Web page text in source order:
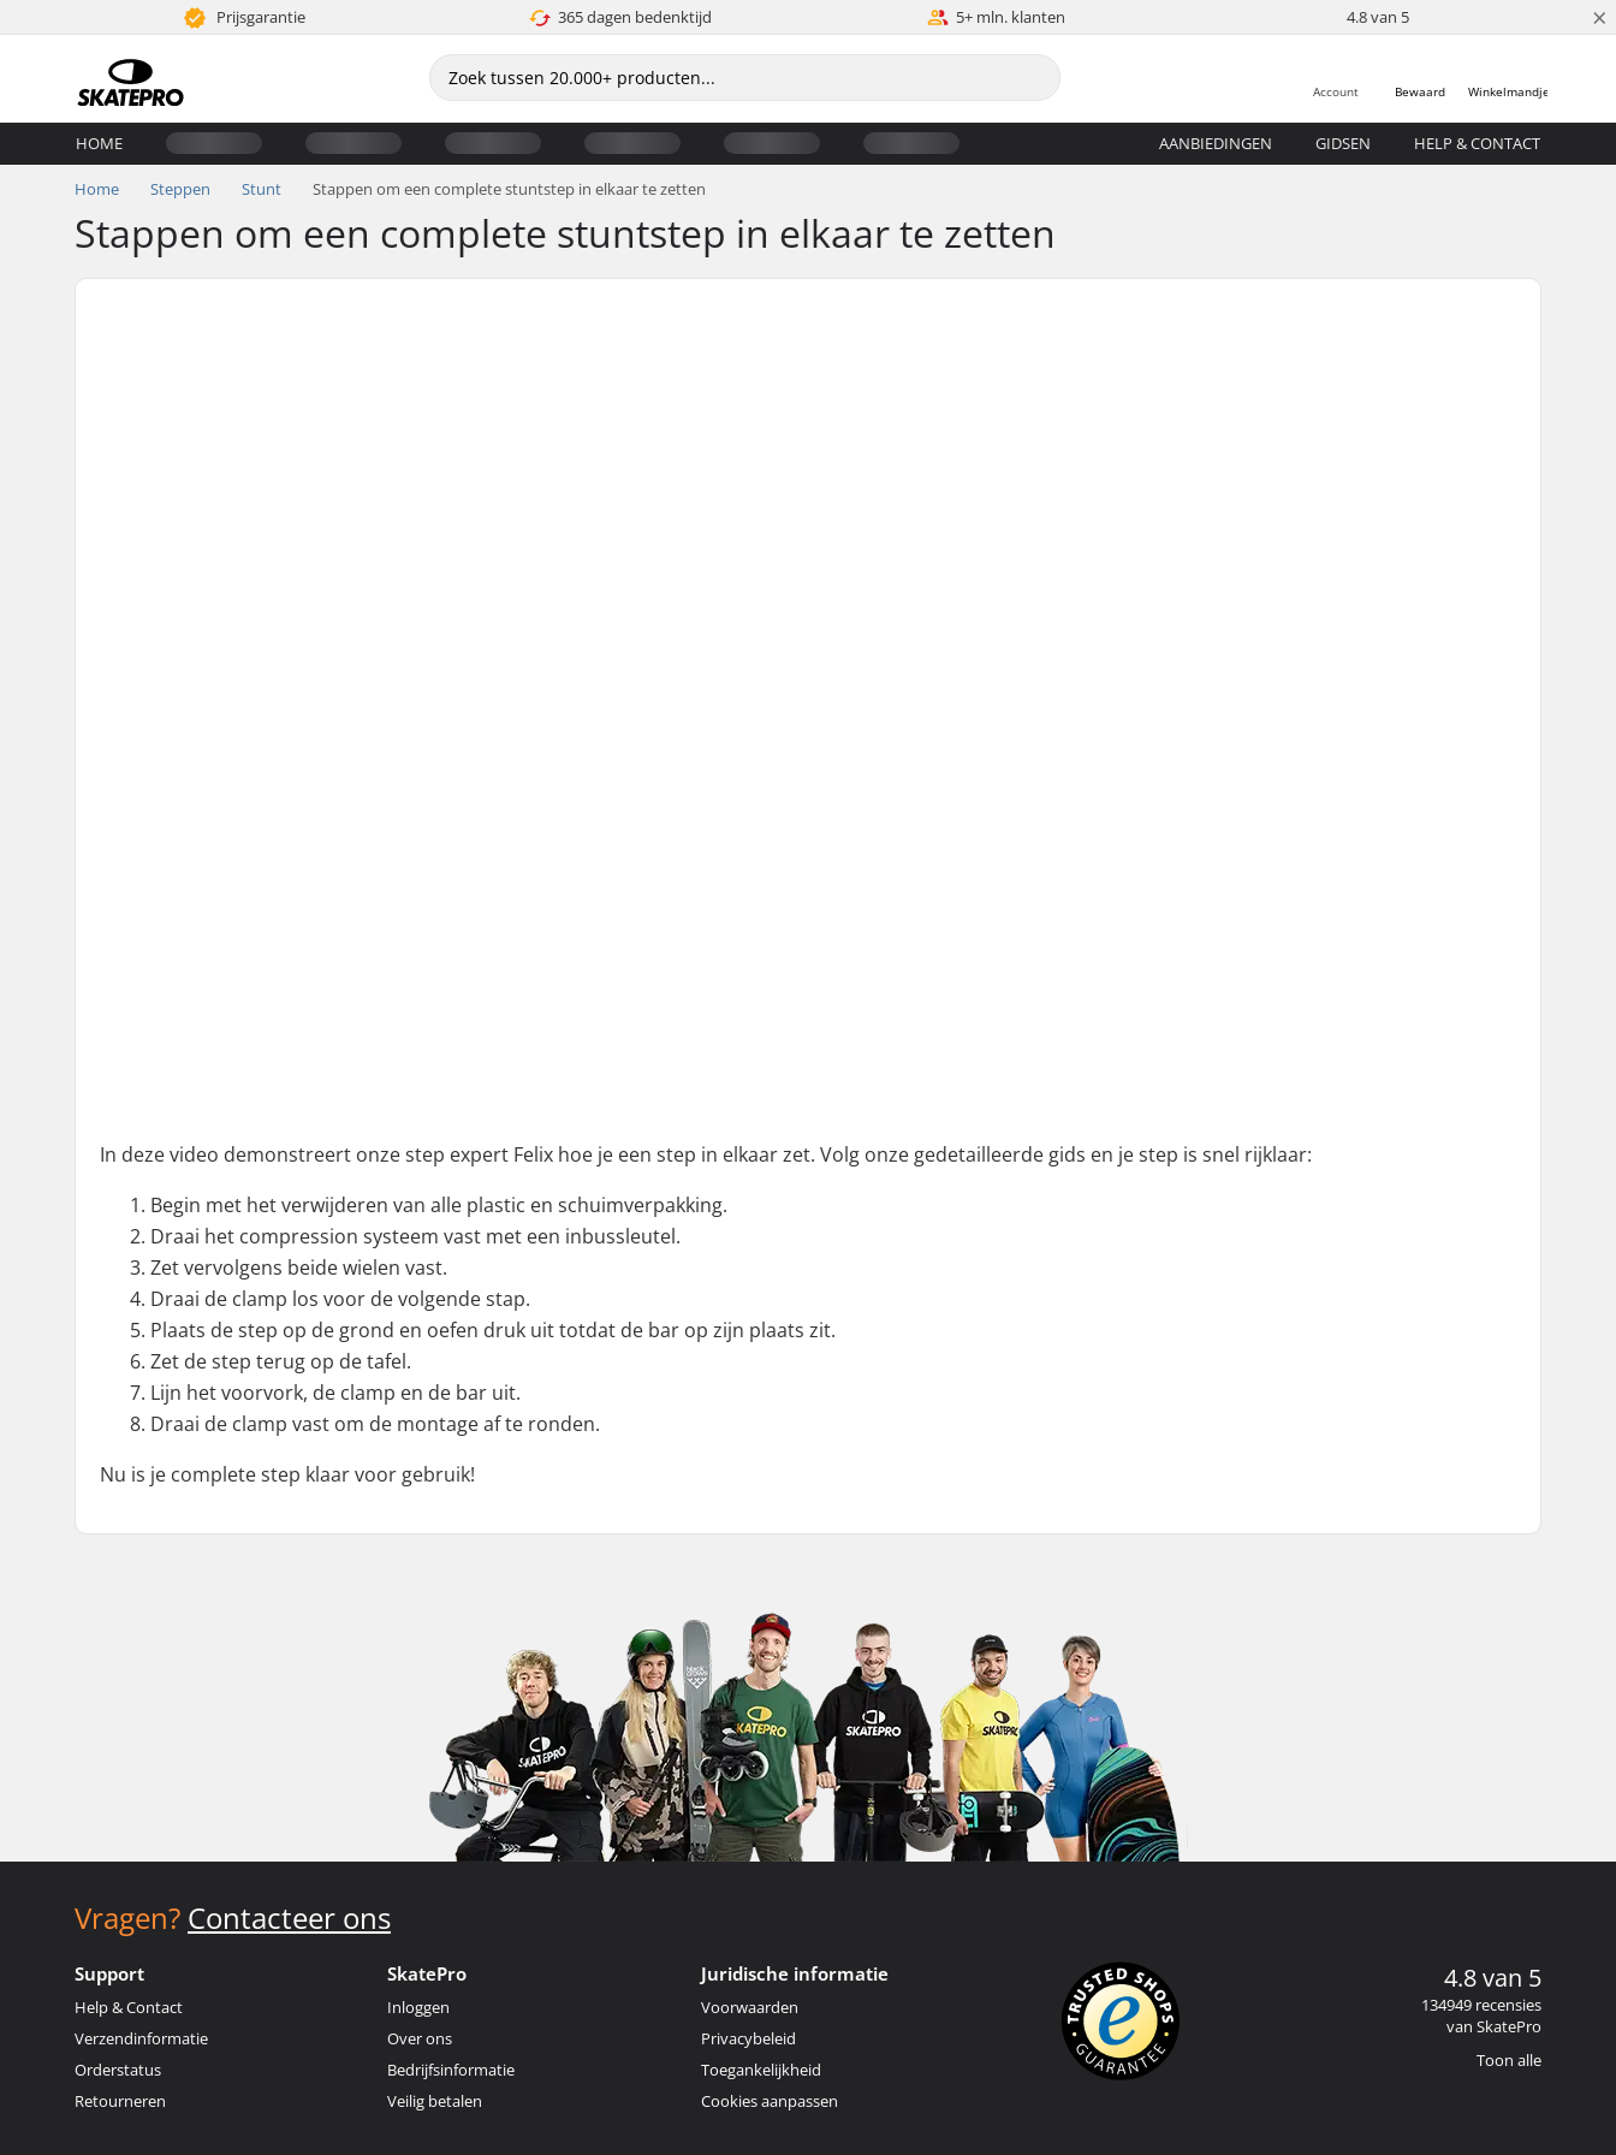
Prijsgarantie 365 dagen bedenktijd 5+ mln. klanten 4.8 van 5 ×
Winkelmandje
Bewaard
Account
HOME AANBIEDINGEN GIDSEN HELP & CONTACT
Home Steppen Stunt Stappen om een complete stuntstep in elkaar te zetten
Stappen om een complete stuntstep in elkaar te zetten
In deze video demonstreert onze step expert Felix hoe je een step in elkaar zet. Volg onze gedetailleerde gids en je step is snel rijklaar:
Begin met het verwijderen van alle plastic en schuimverpakking.
Draai het compression systeem vast met een inbussleutel.
Zet vervolgens beide wielen vast.
Draai de clamp los voor de volgende stap.
Plaats de step op de grond en oefen druk uit totdat de bar op zijn plaats zit.
Zet de step terug op de tafel.
Lijn het voorvork, de clamp en de bar uit.
Draai de clamp vast om de montage af te ronden.
Nu is je complete step klaar voor gebruik!
Vragen? Contacteer ons
Support
Help & Contact
Verzendinformatie
Orderstatus
Retourneren
SkatePro
Inloggen
Over ons
Bedrijfsinformatie
Veilig betalen
Juridische informatie
Voorwaarden
Privacybeleid
Toegankelijkheid
Cookies aanpassen
4.8 van 5
134949 recensies
van SkatePro
Toon alle